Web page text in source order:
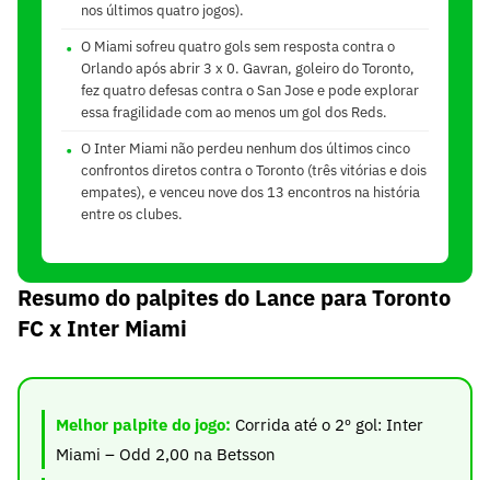
nos últimos quatro jogos).
O Miami sofreu quatro gols sem resposta contra o
Orlando após abrir 3 x 0. Gavran, goleiro do Toronto,
fez quatro defesas contra o San Jose e pode explorar
essa fragilidade com ao menos um gol dos Reds.
O Inter Miami não perdeu nenhum dos últimos cinco
confrontos diretos contra o Toronto (três vitórias e dois
empates), e venceu nove dos 13 encontros na história
entre os clubes.
Resumo do palpites do Lance para Toronto
FC x Inter Miami
Melhor palpite do jogo: Corrida até o 2º gol: Inter
Miami – Odd 2,00 na Betsson